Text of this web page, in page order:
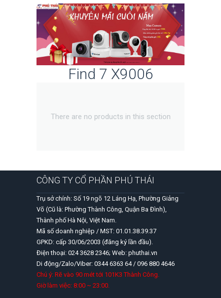
Find 7 X9006
There are no products in this section
CÔNG TY CỔ PHẦN PHÚ THÁI
Trụ sở chính: Số 19 ngõ 12 Láng Hạ, Phường Giảng
Võ (Cũ là: Phường Thành Công, Quận Ba Đình),
Thành phố Hà Nội, Việt Nam.
Mã số doanh nghiệp / MST: 01.01.38.39.37
GPKD: cấp 30/06/2003 (đăng ký lần đầu).
Điện thoại: 024 3628 2346; Web: phuthai.vn
Di động/Zalo/Viber: 0344 6363 64 / 096 880 4646
Chú ý: Rẽ vào 90 mét tới 101K3 Thành Công.
Giờ làm việc: 8:00 ~ 23:00.